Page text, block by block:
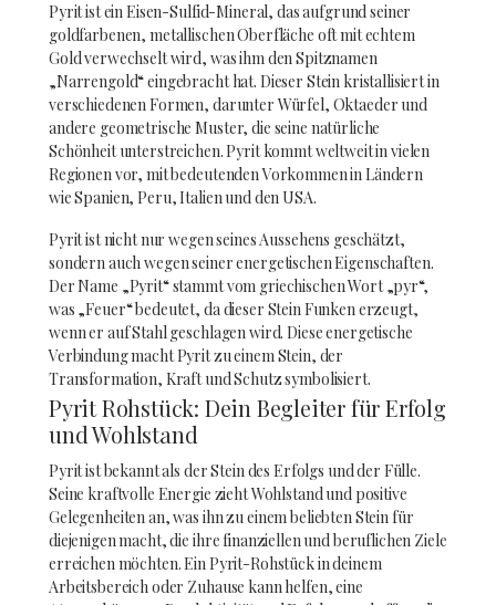
Pyrit ist ein Eisen-Sulfid-Mineral, das aufgrund seiner
goldfarbenen, metallischen Oberfläche oft mit echtem
Gold verwechselt wird, was ihm den Spitznamen
„Narrengold“ eingebracht hat. Dieser Stein kristallisiert in
verschiedenen Formen, darunter Würfel, Oktaeder und
andere geometrische Muster, die seine natürliche
Schönheit unterstreichen. Pyrit kommt weltweit in vielen
Regionen vor, mit bedeutenden Vorkommen in Ländern
wie Spanien, Peru, Italien und den USA.
Pyrit ist nicht nur wegen seines Aussehens geschätzt,
sondern auch wegen seiner energetischen Eigenschaften.
Der Name „Pyrit“ stammt vom griechischen Wort „pyr“,
was „Feuer“ bedeutet, da dieser Stein Funken erzeugt,
wenn er auf Stahl geschlagen wird. Diese energetische
Verbindung macht Pyrit zu einem Stein, der
Transformation, Kraft und Schutz symbolisiert.
Pyrit Rohstück: Dein Begleiter für Erfolg
und Wohlstand
Pyrit ist bekannt als der Stein des Erfolgs und der Fülle.
Seine kraftvolle Energie zieht Wohlstand und positive
Gelegenheiten an, was ihn zu einem beliebten Stein für
diejenigen macht, die ihre finanziellen und beruflichen Ziele
erreichen möchten. Ein Pyrit-Rohstück in deinem
Arbeitsbereich oder Zuhause kann helfen, eine